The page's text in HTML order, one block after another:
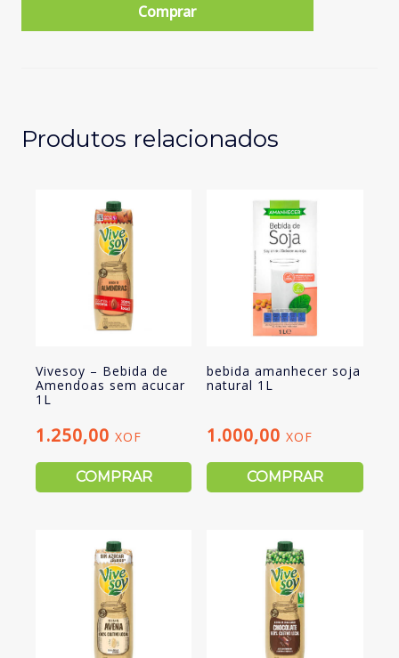
-
acucar
Comprar
Produtos relacionados
Vivesoy – Bebida de
Amendoas sem acucar
1L
1.250,00 XOF
COMPRAR
bebida amanhecer soja
natural 1L
1.000,00XOF
COMPRAR